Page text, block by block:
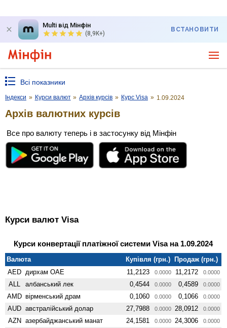
Multi від Мінфін
(8,9K+)
ВСТАНОВИТИ
Всі показники
Індекси » Курси валют » Архів курсів » Курс Visa » 1.09.2024
Архів валютних курсів
Все про валюту теперь і в застосунку від Мінфін
Курси валют Visa
Курси конвертації платіжної системи Visa на 1.09.2024
Валюта Купівля (грн.)
Продаж (грн.)
AED дирхам ОАЕ 11,2123 0.0000 11,2172 0.0000
ALL албанський лек 0,4544 0.0000 0,4589 0.0000
AMD вiрменський драм 0,1060 0.0000 0,1066 0.0000
AUD австралійський долар 27,7988 0.0000 28,0912 0.0000
AZN азербайджанський манат 24,1581 0.0000 24,3006 0.0000